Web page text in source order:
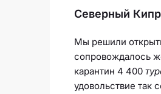
Северный Кипр
Мы решили
сопровождалось
карантин 4 400
удовольствие так